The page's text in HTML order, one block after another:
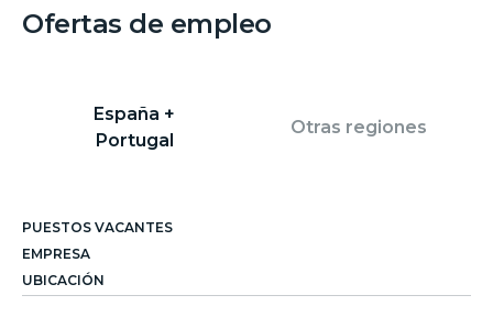
Ofertas de empleo
España +
Portugal
Otras regiones
PUESTOS VACANTES
EMPRESA
UBICACIÓN